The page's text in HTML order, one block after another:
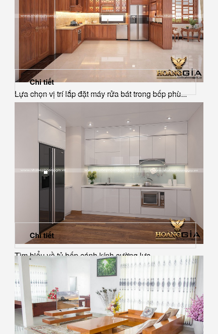
Lựa chọn vị trí lắp đặt máy rửa bát trong bếp phù...
Chi tiết
Tìm hiểu về tủ bếp cánh kính cường lực
Chi tiết